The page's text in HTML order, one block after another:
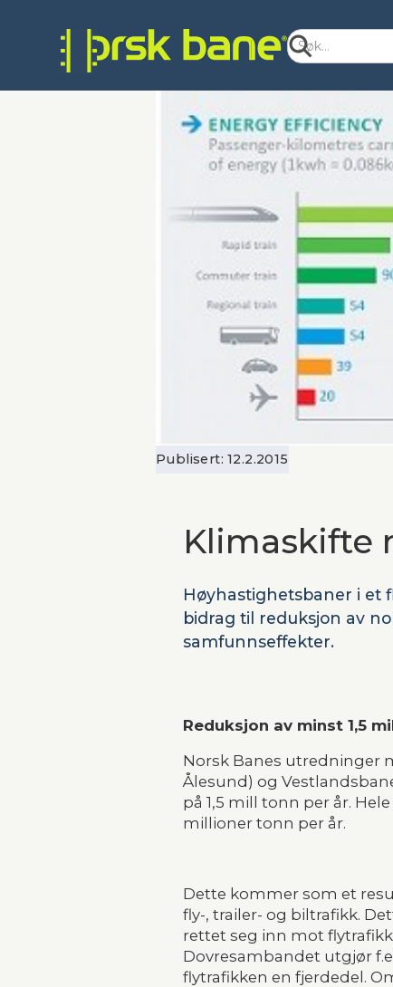
Publisert: 12.2.2015
Klimaskifte
Høyhastighetsbaner i et
bidrag til reduksjon av
samfunnseffekter.
Reduksjon av minst 1,5
Norsk Banes utredninger
Ålesund) og
på 1,5 mill tonn per år.
millioner tonn per år.
Dette kommer som et
fly-, trailer- og biltrafikk.
rettet seg inn mot
Dovresambandet utgjør
flytrafikken en fjerdedel.